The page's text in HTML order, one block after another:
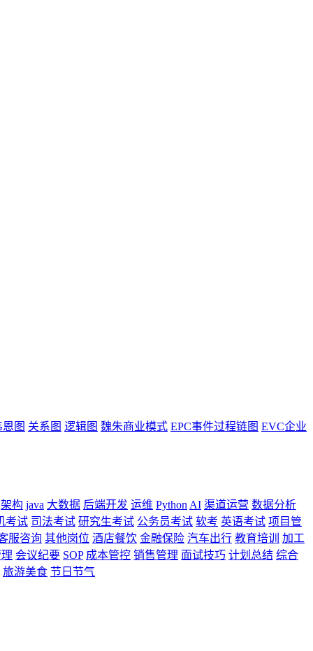
恩图 关系图 逻辑图 魏朱商业模式 EPC事件过程链图 EVC企业
架构 java 大数据 后端开发 运维 Python AI 渠道运营 数据分析
考试 司法考试 研究生考试 公务员考试 软考 英语考试 项目管
服咨询 其他岗位 酒店餐饮 金融保险 汽车出行 教育培训
加工
会议纪要 SOP 成本管控 销售管理 面试技巧 计划总结 综合
旅游美食 节日节气